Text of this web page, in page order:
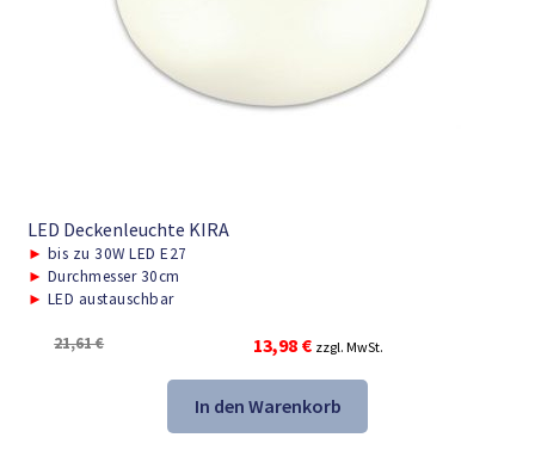
LED Deckenleuchte KIRA
► bis zu 30W LED E27
► Durchmesser 30cm
► LED austauschbar
21,61€
Ursprünglicher
Preis
war:
21,61 €
13,98 €Aktueller
Preis
ist:
13,98 €.
zzgl. MwSt.
In den Warenkorb